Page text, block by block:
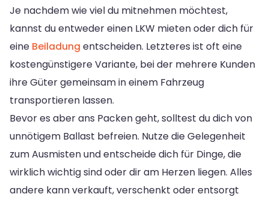
Je nachdem wie viel du mitnehmen möchtest,
kannst du entweder einen LKW mieten oder dich für
eine Beiladung entscheiden. Letzteres ist oft eine
kostengünstigere Variante, bei der mehrere Kunden
ihre Güter gemeinsam in einem Fahrzeug
transportieren lassen.
Bevor es aber ans Packen geht, solltest du dich von
unnötigem Ballast befreien. Nutze die Gelegenheit
zum Ausmisten und entscheide dich für Dinge, die
wirklich wichtig sind oder dir am Herzen liegen. Alles
andere kann verkauft, verschenkt oder entsorgt